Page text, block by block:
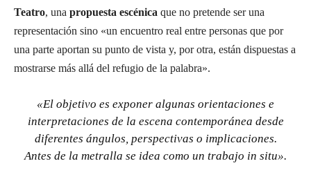
Teatro, una propuesta escénica que no pretende ser una
representación sino «un encuentro real entre personas que por
una parte aportan su punto de vista y, por otra, están dispuestas a
mostrarse más allá del refugio de la palabra».
«El objetivo es exponer algunas orientaciones e
interpretaciones de la escena contemporánea desde
diferentes ángulos, perspectivas o implicaciones.
Antes de la metralla se idea como un trabajo in situ».